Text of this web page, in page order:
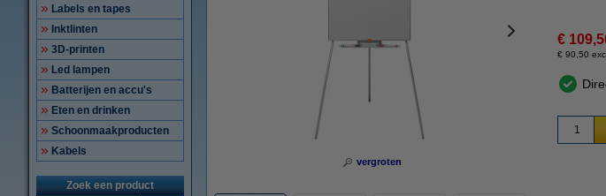
Labels en tapes
Inktlinten
3D-printen
Led lampen
Batterijen en accu's
Eten en drinken
Schoonmaakproducten
Kabels
Zoek een product
vergroten
€
€ 90,50